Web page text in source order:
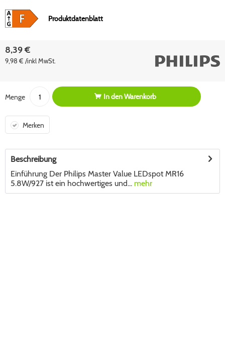
Produktdatenblatt
8,39 €
9,98 € /inkl MwSt.
Menge In denWarenkorb
Merken
Beschreibung
Einführung Der Philips Master Value LEDspot MR16
5.8W/927 ist ein hochwertiges und... mehr